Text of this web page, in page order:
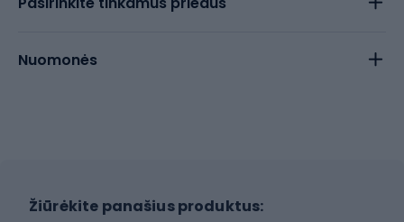
Nuomonės
Žiūrėkite panašius produktus: